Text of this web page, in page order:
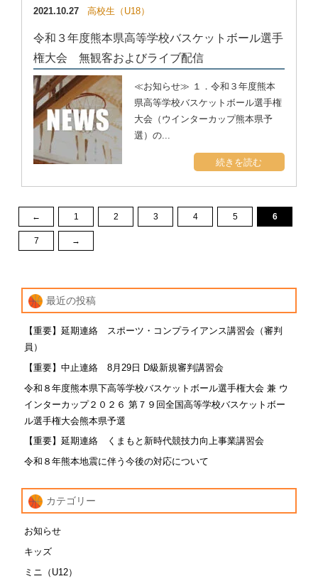
2021.10.27 高校生（U18）
令和３年度熊本県高等学校バスケットボール選手
権大会 無観客およびライブ配信
≪お知らせ≫ １．令和３年度熊本
県高等学校バスケットボール選手権
大会（ウインターカップ熊本県予
選）の...
続きを読む
← 1 2 3 4 5 6
7 →
最近の投稿
【重要】延期連絡 スポーツ・コンプライアンス講習会（審判
員）
【重要】中止連絡 8月29日 D級新規審判講習会
令和８年度熊本県下高等学校バスケットボール選手権大会 兼 ウ
インターカップ２０２６ 第７９回全国高等学校バスケットボー
ル選手権大会熊本県予選
【重要】延期連絡 くまもと新時代競技力向上事業講習会
令和８年熊本地震に伴う今後の対応について
カテゴリー
お知らせ
キッズ
ミニ（U12）